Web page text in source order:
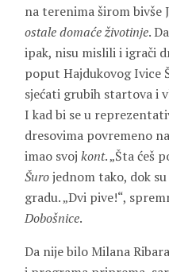
na terenima širom bivše
ostale domaće životinje.
ipak, nisu mislili i igrači
poput Hajdukovog Ivice
sjećati grubih startova i
I kad bi se u
dresovima povremeno
imao svoj kont. „Šta ćeš
Šurojednom tako, dok
gradu. „Dvi pive!“,
Dobošnice.
Da nije bilo Milana